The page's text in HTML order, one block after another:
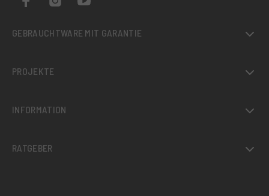
GEBRAUCHTWARE MIT GARANTIE
PROJEKTE
INFORMATION
RATGEBER